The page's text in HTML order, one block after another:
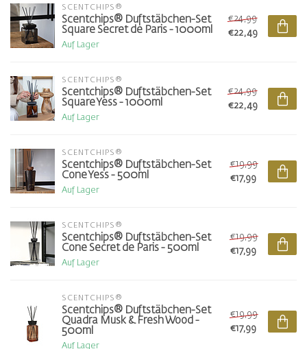
SCENTCHIPS®
Scentchips® Duftstäbchen-Set
Square Secret de Paris - 1000ml
Auf Lager
€24,99
€22,49
SCENTCHIPS®
Scentchips® Duftstäbchen-Set
Square Yess - 1000ml
Auf Lager
€24,99
€22,49
SCENTCHIPS®
Scentchips® Duftstäbchen-Set
Cone Yess - 500ml
Auf Lager
€19,99
€17,99
SCENTCHIPS®
Scentchips® Duftstäbchen-Set
Cone Secret de Paris - 500ml
Auf Lager
€19,99
€17,99
SCENTCHIPS®
Scentchips® Duftstäbchen-Set
Quadra Musk & Fresh Wood -
500ml
Auf Lager
€19,99
€17,99